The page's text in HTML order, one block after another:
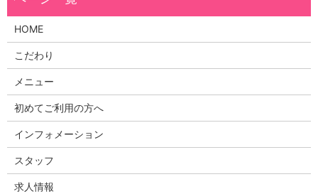
HOME
こだわり
メニュー
初めてご利用の方へ
インフォメーション
スタッフ
求人情報